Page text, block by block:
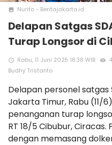
photo Nurito - Beritajakarta.id
Delapan Satgas
Turap Longsor di
access_time Rabu, 11 Juni 2025 18:38 WIB remove_red_eye
Budhy Tristanto
Delapan personel satgas
Jakarta Timur, Rabu (11/
penanganan turap
RT 18/5 Cibubur,
dengan memasang